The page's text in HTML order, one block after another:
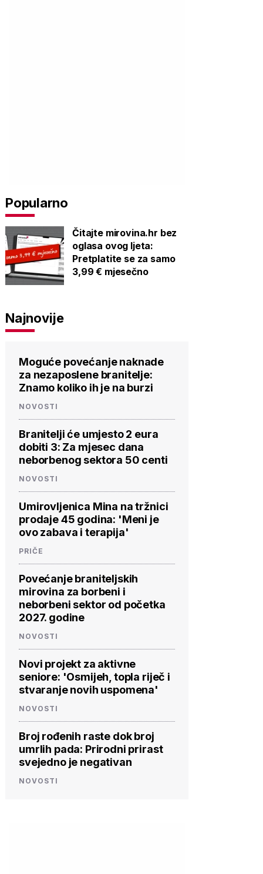
Popularno
Čitajte mirovina.hr bez
oglasa ovog ljeta:
Pretplatite se za samo
3,99 € mjesečno
Najnovije
Moguće povećanje naknade
za nezaposlene branitelje:
Znamo koliko ih je na burzi
NOVOSTI
Branitelji će umjesto 2 eura
dobiti 3: Za mjesec dana
neborbenog sektora 50 centi
NOVOSTI
Umirovljenica Mina na tržnici
prodaje 45 godina: 'Meni je
ovo zabava i terapija'
PRIČE
Povećanje braniteljskih
mirovina za borbeni i
neborbeni sektor od početka
2027. godine
NOVOSTI
Novi projekt za aktivne
seniore: 'Osmijeh, topla riječ i
stvaranje novih uspomena'
NOVOSTI
Broj rođenih raste dok broj
umrlih pada: Prirodni prirast
svejedno je negativan
NOVOSTI